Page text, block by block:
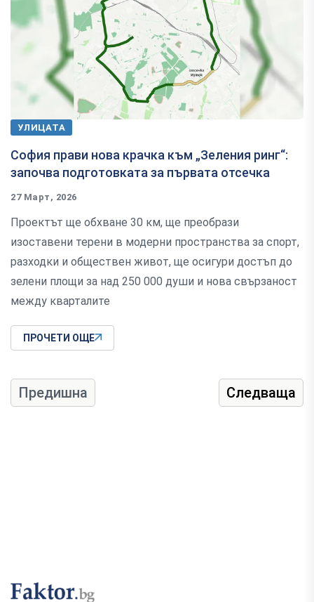
УЛИЦАТА
София прави нова крачка към „Зеления ринг“:
започва подготовката за първата отсечка
27 Март, 2026
Проектът ще обхване 30 км, ще преобрази
изоставени терени в модерни пространства за спорт,
разходки и обществен живот, ще осигури достъп до
зелени площи за над 250 000 души и нова свързаност
между кварталите
ПРОЧЕТИ ОЩЕ
Предишна Следваща